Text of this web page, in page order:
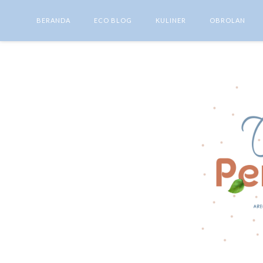
BERANDA ECO BLOG KULINER OBROLAN